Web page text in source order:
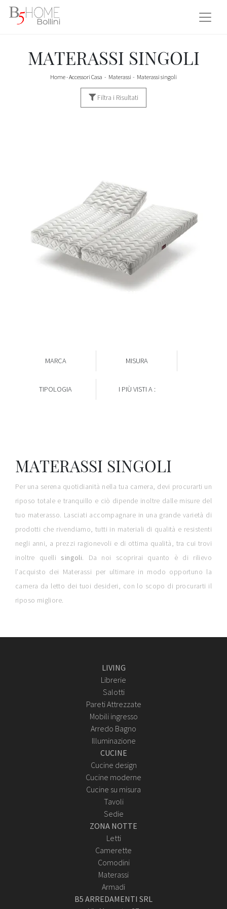
MATERASSI SINGOLI
Home-Accessori Casa - Materassi - Materassi singoli
Filtra i Risultati
MARCA MISURA
TIPOLOGIA I PIÙ VISTI A :
ECO MIX PIEGHEVOLE
MATERASSI SINGOLI
Per una serena quotidianità nella tua camera, devi procurarti un
riposo totale e tranquillo e ciò dipende inoltre dalle misure del
tuo materasso. Lasciati accompagnare in una grande varietà di
prodotti che rivendiamo, tutti in materiali di qualità e resistenti
negli anni, a prezzi ragionevoli e di ottima qualità, tra cui trovi
inoltre quelli singoli. Da noi scoprirai quanto è di rilievo
l'acquisto dei Materassi per ultimare in modo opportuno la
camera da letto dei tuoi desideri, con lo scopo di procurarti il
riposo migliore.
LIVING
Librerie
Salotti
Pareti Attrezzate
Mobili ingresso
Arredo Bagno
Illuminazione
CUCINE
Cucine design
Cucine moderne
Cucine su misura
Tavoli
Sedie
ZONA NOTTE
Letti
Camerette
Comodini
Materassi
Armadi
B5 ARREDAMENTI SRL